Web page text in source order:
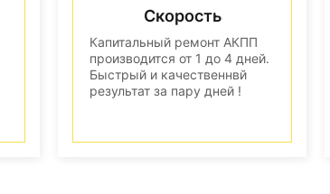
Скорость
Капитальный ремонт АКПП
производится от 1 до 4 дней.
Быстрый и качественнвй
результат за пару дней !